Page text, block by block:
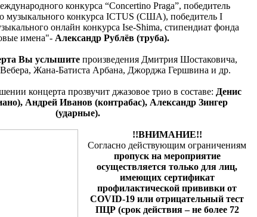
конкурса “Concertino Praga”, победитель
музыкального конкурса ICTUS (США), победитель I
онлайн конкурса Ise-Shima, стипендиат фонда
имена"- Александр Рублёв (труба).
Вы услышите произведения Дмитрия Шостаковича,
Жана-Батиста Арбана, Джорджа Гершвина и др.
концерта прозвучит джазовое трио в составе: Денис
Андрей Иванов (контрабас), Александр Зингер
(ударные).
!!ВНИМАНИЕ!!
Согласно действующим ограничениям
пропуск на мероприятие
осуществляется только для лиц,
имеющих сертификат
профилактической прививки от
COVID-19 или отрицательный тест
ПЦР (срок действия – не более 72